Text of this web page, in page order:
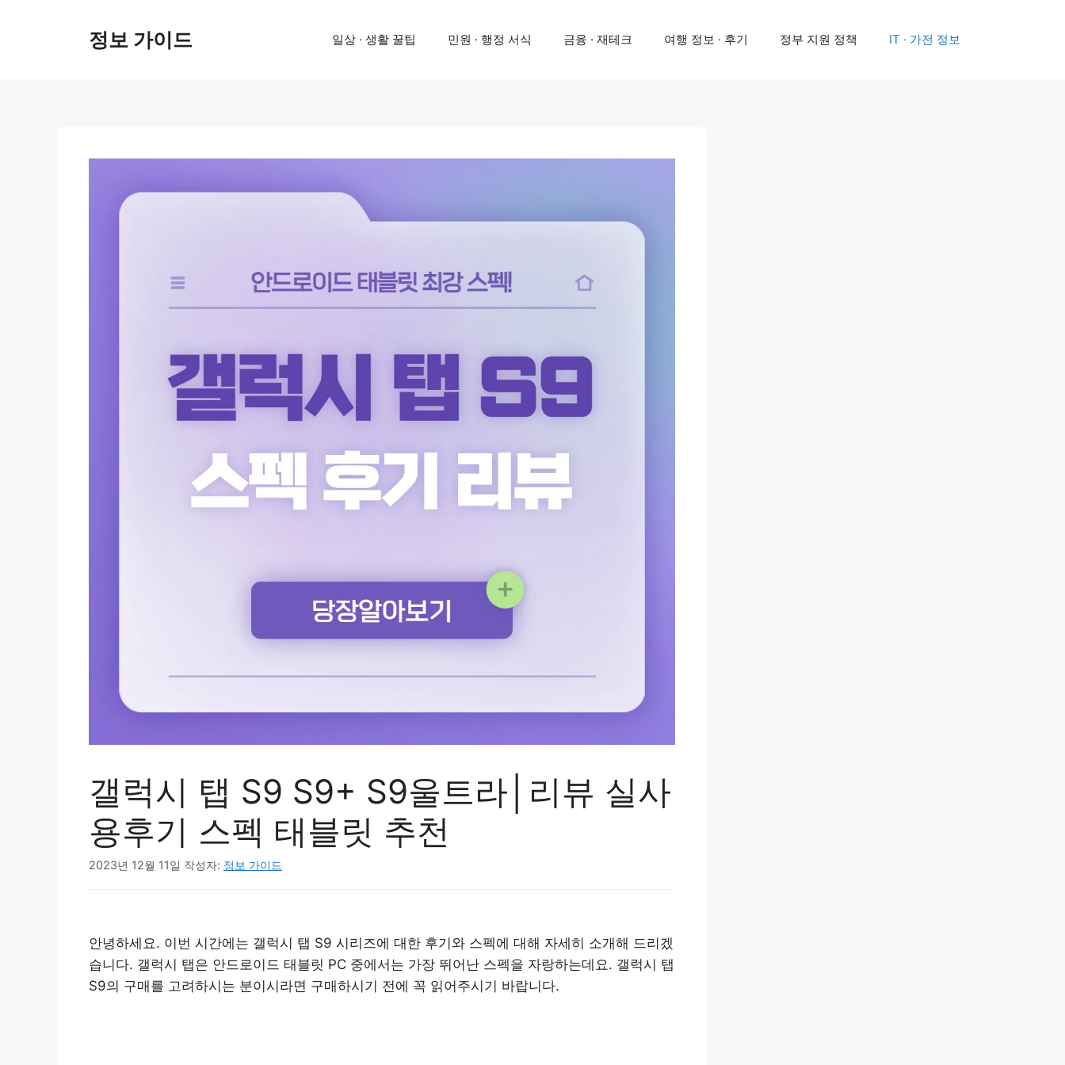
정보 가이드 일상 · 생활 꿀팁 민원 · 행정 서식 금융 · 재테크 여행 정보 · 후기 정부 지원 정책 IT · 가전 정보
갤럭시 탭 S9 S9+ S9울트라│리뷰 실사
용후기 스펙 태블릿 추천
2023년 12월 11일 작성자: 정보 가이드
안녕하세요. 이번 시간에는 갤럭시 탭 S9 시리즈에 대한 후기와 스펙에 대해 자세히 소개해 드리겠
습니다. 갤럭시 탭은 안드로이드 태블릿 PC 중에서는 가장 뛰어난 스펙을 자랑하는데요. 갤럭시 탭
S9의 구매를 고려하시는 분이시라면 구매하시기 전에 꼭 읽어주시기 바랍니다.